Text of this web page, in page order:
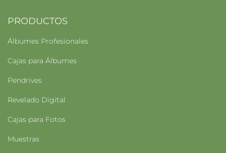
PRODUCTOS
Álbumes Profesionales
Cajas para Álbumes
Pendrives
Revelado Digital
Cajas para Fotos
Muestras